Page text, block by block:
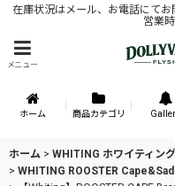
在庫状況はメール、お電話にて
営業
メニュー
ホーム 商品カテゴリ
ホーム > WHITING ホワイティン
> WHITING ROOSTER